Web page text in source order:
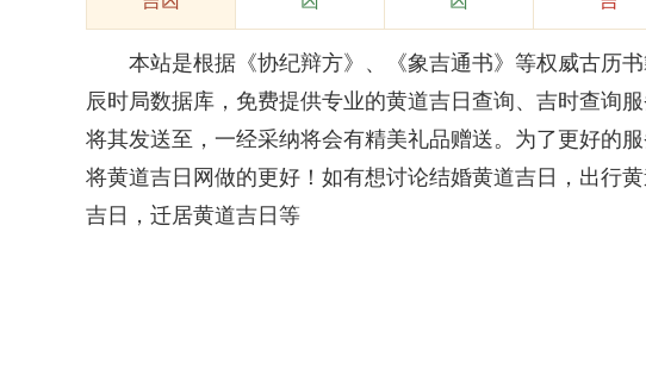
本站是根据《协纪辩方》、《象吉通书》等权威古历
辰时局数据库，免费提供专业的黄道吉日查询、吉时查询
将其发送至，一经采纳将会有精美礼品赠送。为了更好的
将黄道吉日网做的更好！如有想讨论结婚黄道吉日，出行
吉日，迁居黄道吉日等